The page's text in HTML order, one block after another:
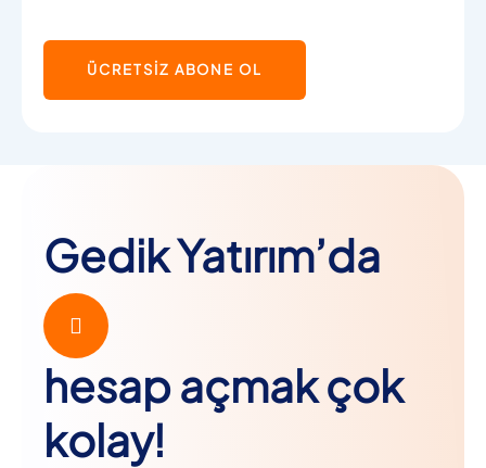
ÜCRETSİZ ABONE OL
Gedik Yatırım’da
hesap açmak çok
kolay!